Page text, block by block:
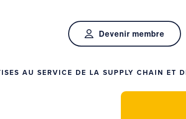
Devenir membre
AU SERVICE DE LA SUPPLY CHAIN ET